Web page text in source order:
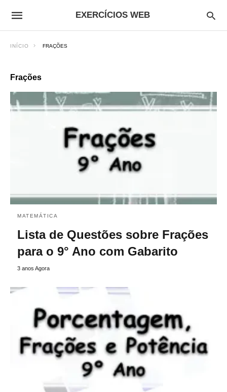
EXERCÍCIOS WEB
INÍCIO FRAÇÕES
Frações
MATEMÁTICA
Lista de Questões sobre Frações
para o 9° Ano com Gabarito
3 anos Agora